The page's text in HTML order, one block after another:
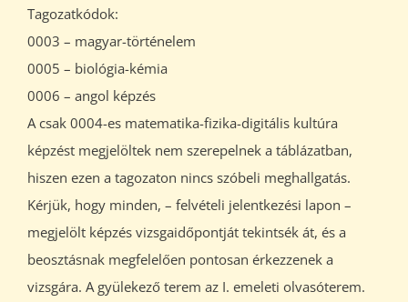
Tagozatkódok:
0003 – magyar-történelem
0005 – biológia-kémia
0006 – angol képzés
A csak 0004-es matematika-fizika-digitális kultúra
képzést megjelöltek nem szerepelnek a táblázatban,
hiszen ezen a tagozaton nincs szóbeli meghallgatás.
Kérjük, hogy minden, – felvételi jelentkezési lapon –
megjelölt képzés vizsgaidőpontját tekintsék át, és a
beosztásnak megfelelően pontosan érkezzenek a
vizsgára. A gyülekező terem az I. emeleti olvasóterem.